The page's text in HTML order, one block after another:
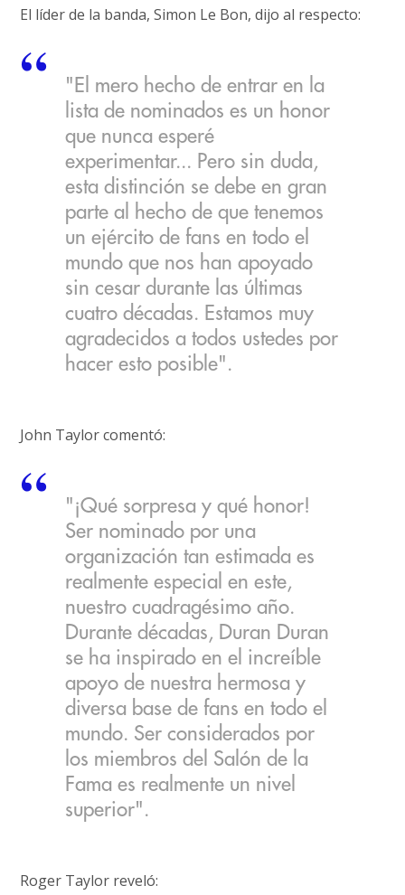
El líder de la banda, Simon Le Bon, dijo al respecto:
"El mero hecho de entrar en la
lista de nominados es un honor
que nunca esperé
experimentar... Pero sin duda,
esta distinción se debe en gran
parte al hecho de que tenemos
un ejército de fans en todo el
mundo que nos han apoyado
sin cesar durante las últimas
cuatro décadas. Estamos muy
agradecidos a todos ustedes por
hacer esto posible".
John Taylor comentó:
"¡Qué sorpresa y qué honor!
Ser nominado por una
organización tan estimada es
realmente especial en este,
nuestro cuadragésimo año.
Durante décadas, Duran Duran
se ha inspirado en el increíble
apoyo de nuestra hermosa y
diversa base de fans en todo el
mundo. Ser considerados por
los miembros del Salón de la
Fama es realmente un nivel
superior".
Roger Taylor reveló: